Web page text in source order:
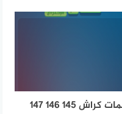
كلمات كراش 145 146 147